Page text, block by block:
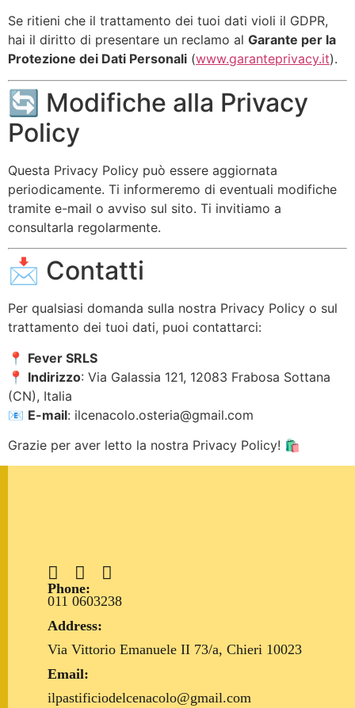
Se ritieni che il trattamento dei tuoi dati violi il GDPR,
hai il diritto di presentare un reclamo al Garante per la
Protezione dei Dati Personali (www.garanteprivacy.it).
🔄 Modifiche alla Privacy
Policy
Questa Privacy Policy può essere aggiornata
periodicamente. Ti informeremo di eventuali modifiche
tramite e-mail o avviso sul sito. Ti invitiamo a
consultarla regolarmente.
📩 Contatti
Per qualsiasi domanda sulla nostra Privacy Policy o sul
trattamento dei tuoi dati, puoi contattarci:
📍 Fever SRLS
📍 Indirizzo: Via Galassia 121, 12083 Frabosa Sottana
(CN), Italia
📧 E-mail: ilcenacolo.osteria@gmail.com
Grazie per aver letto la nostra Privacy Policy! 🛍️
Phone:
011 0603238
Address:
Via Vittorio Emanuele II 73/a, Chieri 10023
Email:
ilpastificiodelcenacolo@gmail.com